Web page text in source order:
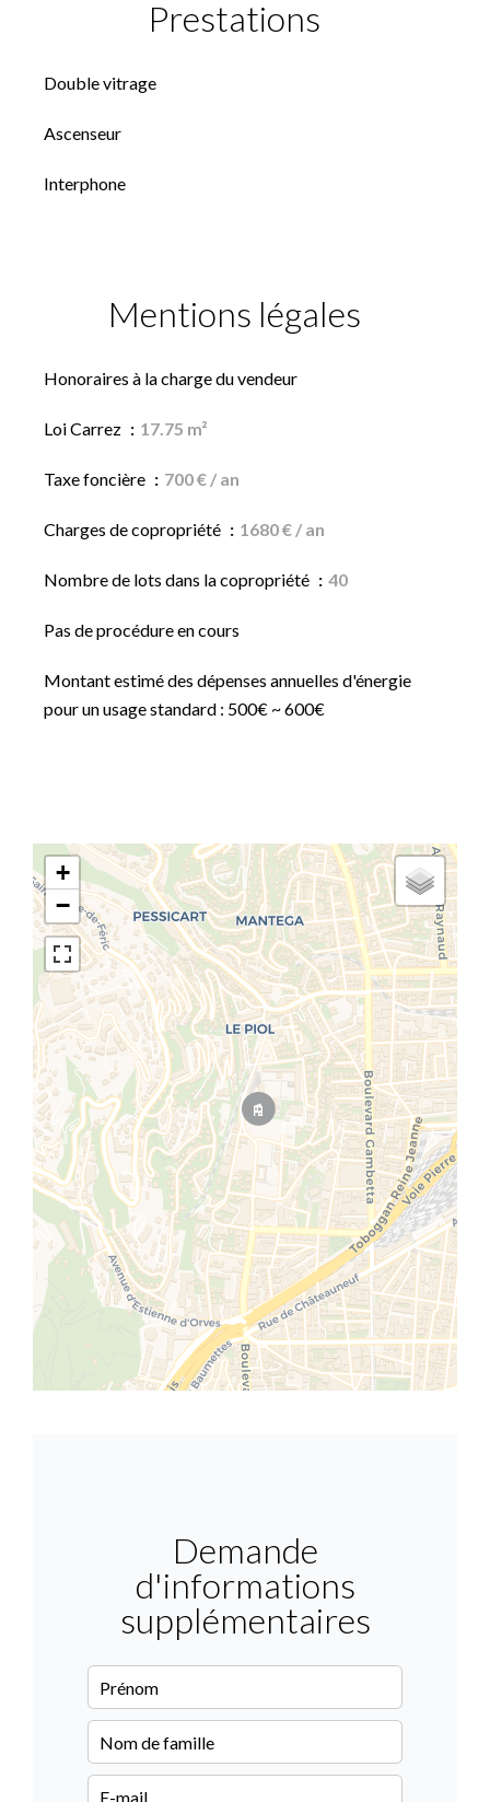
Prestations
Double vitrage
Ascenseur
Interphone
Mentions légales
Honoraires à la charge du vendeur
Loi Carrez 17.75 m²
Taxe foncière 700 € / an
Charges de copropriété 1680 € / an
Nombre de lots dans la copropriété 40
Pas de procédure en cours
Montant estimé des dépenses annuelles d'énergie
pour un usage standard : 500€ ~ 600€
+
−
Demande
d'informations
supplémentaires